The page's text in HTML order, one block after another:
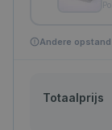
Andere
Totaalprijs